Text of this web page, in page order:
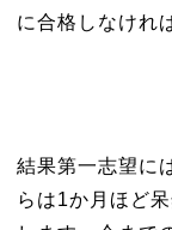
に合格しなけれ
結果第一志望に
らは1か月ほど